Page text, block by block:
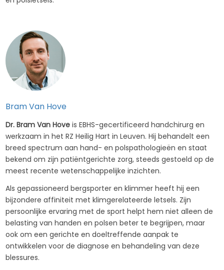
Bram Van Hove
Dr. Bram Van Hove is EBHS-gecertificeerd handchirurg en
werkzaam in het RZ Heilig Hart in Leuven. Hij behandelt een
breed spectrum aan hand- en polspathologieën en staat
bekend om zijn patiëntgerichte zorg, steeds gestoeld op de
meest recente wetenschappelijke inzichten.
Als gepassioneerd bergsporter en klimmer heeft hij een
bijzondere affiniteit met klimgerelateerde letsels. Zijn
persoonlijke ervaring met de sport helpt hem niet alleen de
belasting van handen en polsen beter te begrijpen, maar
ook om een gerichte en doeltreffende aanpak te
ontwikkelen voor de diagnose en behandeling van deze
blessures.